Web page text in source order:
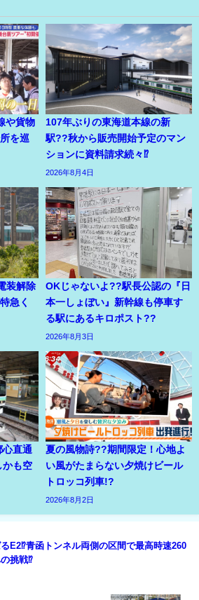
や貨物
を巡
107年ぶりの東海道本線の新
駅??秋から販売開始予定のマン
ションに資料請求続々⁉
2026年8月4日
装解除
急く
OKじゃないよ??駅長公認の『日
本一しょぼい』新幹線も停車す
る駅にあるキロポスト??
2026年8月3日
心直通
かも空
夏の風物詩??期間限定！心地よ
い風がたまらない夕焼けビール
トロッコ列車!?
2026年8月2日
E2⁉青函トンネル両側の区間で最高時速260
挑戦⁉